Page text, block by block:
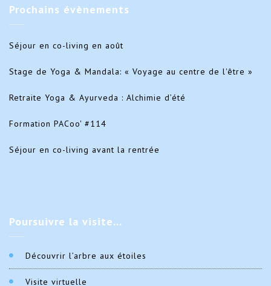
Prochains évènements
Séjour en co-living en août
Stage de Yoga & Mandala: « Voyage au centre de l'être »
Retraite Yoga & Ayurveda : Alchimie d’été
Formation PACoo' #114
Séjour en co-living avant la rentrée
Poursuivre la visite…
Découvrir l’arbre aux étoiles
Visite virtuelle